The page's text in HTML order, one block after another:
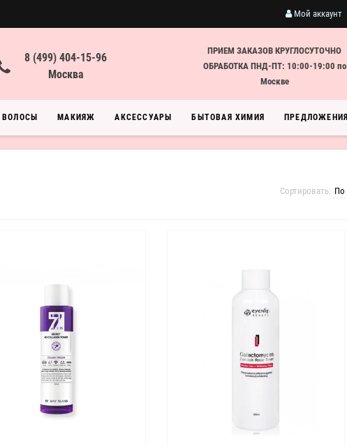
Мой аккаунт
8 (499) 404-15-96
Москва
ПРИЕМ ЗАКАЗОВ КРУГЛОСУТОЧНО
ОБРАБОТКА ПНД-ПТ: 10:00-19:00 по
Москве
ВОЛОСЫ МАКИЯЖ АКСЕССУАРЫ БЫТОВАЯ ХИМИЯ ПРЕДЛОЖЕНИЯ
Сортировать: